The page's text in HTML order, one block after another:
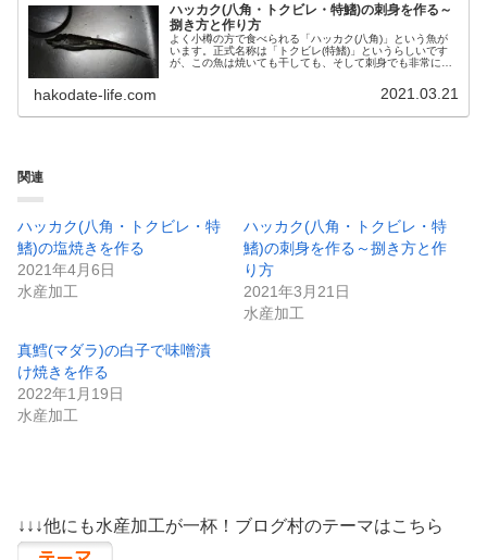
ハッカク(八角・トクビレ・特鰭)の刺身を作る～
捌き方と作り方
よく小樽の方で食べられる「ハッカク(八角)」という魚が
います。正式名称は「トクビレ(特鰭)」というらしいです
が、この魚は焼いても干しても、そして刺身でも非常に美
hakodate-life.com 2021.03.21
関連
ハッカク(八角・トクビレ・特
鰭)の塩焼きを作る
2021年4月6日
水産加工
ハッカク(八角・トクビレ・特
鰭)の刺身を作る～捌き方と作
り方
2021年3月21日
水産加工
真鱈(マダラ)の白子で味噌漬
け焼きを作る
2022年1月19日
水産加工
↓↓↓他にも水産加工が一杯！ブログ村のテーマはこちら